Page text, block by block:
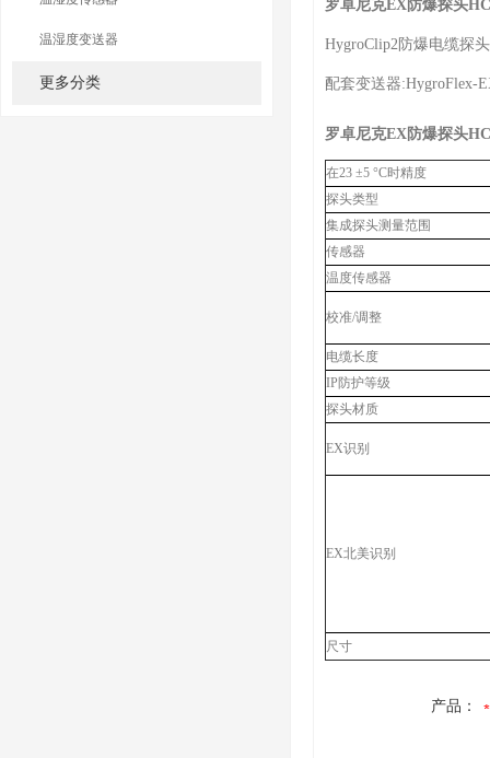
温湿度变送器
更多分类
罗卓尼克EX防爆探头
HygroClip2防爆电缆探
配套变送器:HygroFlex-
罗卓尼克EX防爆探头
在23 ±5 °C时精度
探头类型
集成探头测量范围
传感器
温度传感器
校准/调整
电缆长度
IP防护等级
探头材质
EX识别
EX北美识别
尺寸
产品：